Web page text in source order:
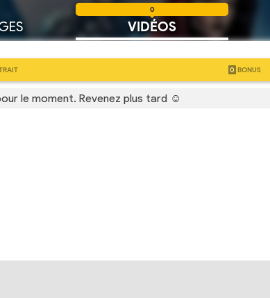
VIDÉOS
0
0 BONUS
le moment. Revenez plus tard ☺